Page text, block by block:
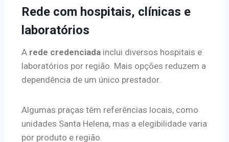
Rede com hospitais, clínicas e
laboratórios
A rede credenciada inclui diversos hospitais e
laboratórios por região. Mais opções reduzem a
dependência de um único prestador.
Algumas praças têm referências locais, como
unidades Santa Helena, mas a elegibilidade varia
por produto e região.